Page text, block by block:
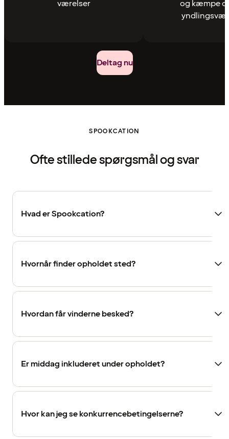
værelser
og kæmpe
Deltag nu
SPOOKCATION
Ofte stillede spørgsmål og svar
Hvad er Spookcation?
Hvornår finder opholdet sted?
Hvordan får vinderne besked?
Er middag inkluderet under opholdet?
Hvor kan jeg se konkurrencebetingelserne?